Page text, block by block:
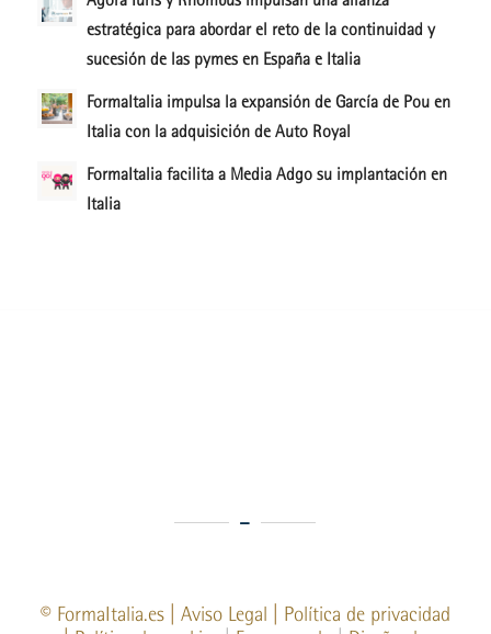
estratégica para abordar el reto de la continuidad y
sucesión de las pymes en España e Italia
FormaItalia impulsa la expansión de García de Pou en
Italia con la adquisición de Auto Royal
FormaItalia facilita a Media Adgo su implantación en
Italia
© FormaItalia.es Aviso Legal
Política de privacidad